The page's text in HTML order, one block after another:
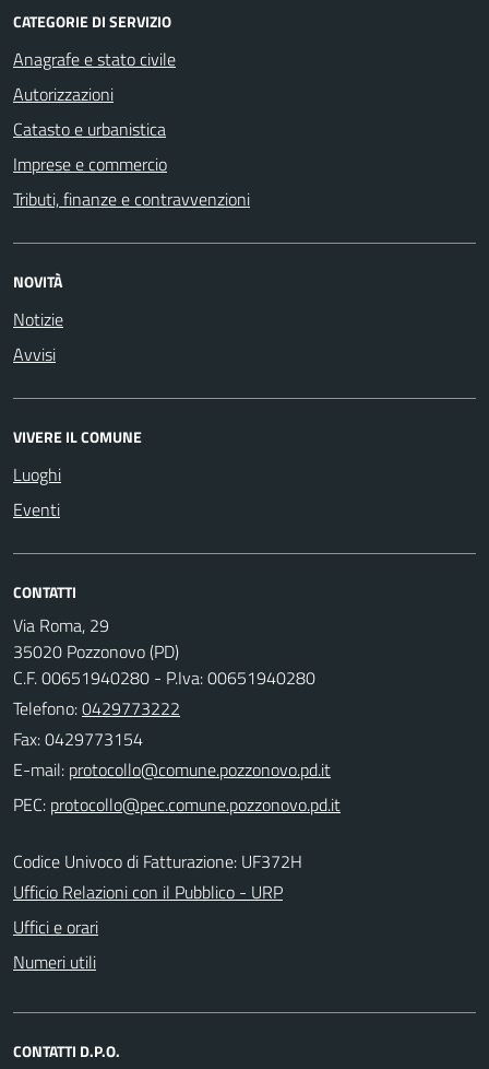
CATEGORIE DI SERVIZIO
Anagrafe e stato civile
Autorizzazioni
Catasto e urbanistica
Imprese e commercio
Tributi, finanze e contravvenzioni
NOVITÀ
Notizie
Avvisi
VIVERE IL COMUNE
Luoghi
Eventi
CONTATTI
Via Roma, 29
35020 Pozzonovo (PD)
C.F. 00651940280 - P.Iva: 00651940280
Telefono:0429773222
Fax: 0429773154
E-mail:
PEC:
Codice Univoco di Fatturazione: UF372H
Ufficio Relazioni con il Pubblico - URP
Uffici e orari
Numeri utili
CONTATTI D.P.O.